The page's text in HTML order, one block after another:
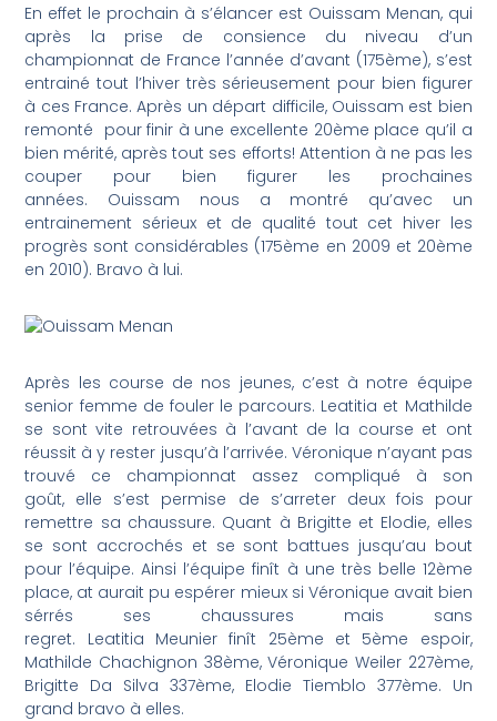
En effet le prochain à s’élancer est Ouissam Menan, qui
après la prise de consience du niveau d’un
championnat de France l’année d’avant (175ème), s’est
entrainé tout l’hiver très sérieusement pour bien figurer
à ces France. Après un départ difficile, Ouissam est bien
remonté pour finir à une excellente 20ème place qu’il a
bien mérité, après tout ses efforts! Attention à ne pas les
couper pour bien figurer les prochaines
années. Ouissam nous a montré qu’avec un
entrainement sérieux et de qualité tout cet hiver les
progrès sont considérables (175ème en 2009 et 20ème
en 2010). Bravo à lui.
Après les course de nos jeunes, c’est à notre équipe
senior femme de fouler le parcours. Leatitia et Mathilde
se sont vite retrouvées à l’avant de la course et ont
réussit à y rester jusqu’à l’arrivée. Véronique n’ayant pas
trouvé ce championnat assez compliqué à son
goût, elle s’est permise de s’arreter deux fois pour
remettre sa chaussure. Quant à Brigitte et Elodie, elles
se sont accrochés et se sont battues jusqu’au bout
pour l’équipe. Ainsi l’équipe finît à une très belle 12ème
place, at aurait pu espérer mieux si Véronique avait bien
sérrés ses chaussures mais sans
regret. Leatitia Meunier finît 25ème et 5ème espoir,
Mathilde Chachignon 38ème, Véronique Weiler 227ème,
Brigitte Da Silva 337ème, Elodie Tiemblo 377ème. Un
grand bravo à elles.